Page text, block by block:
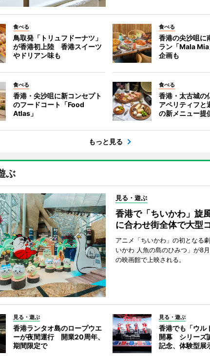
食べる
鳥取発「トリュフドーナツ」
が香港初上陸 香港スイーツ
やドリアン味も
食べる
香港の尖沙咀に
ラン「Mala
企画も
食べる
香港・尖沙咀に新コンセプト
のフードコート「Food
Atlas」
食べる
香港・太古城の
アペリティフと
の新メニュー提
もっと見る
ぶ
見る・遊ぶ
香港で「ちいかわ」旋
に合わせ街全体で大型
アニメ「ちいかわ」の初となる
いかわ 人魚の島のひみつ」が8
の映画館で上映される。
見る・遊ぶ
香港ランタオ島のロープウエ
ーが夜間運行 開業20周年、
期間限定で
見る・遊ぶ
香港でも「ウル
開幕 シリーズ
記念、体験型展